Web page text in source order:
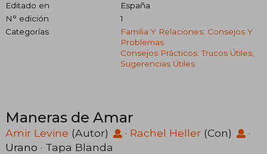
Editado en
España
N° edición
1
Categorías
Familia Y Relaciones: Consejos Y
Problemas
Consejos Prácticos: Trucos Útiles,
Sugerencias Útiles
Maneras de Amar
Amir Levine (Autor) · Rachel Heller (Con)
·
Urano · Tapa Blanda